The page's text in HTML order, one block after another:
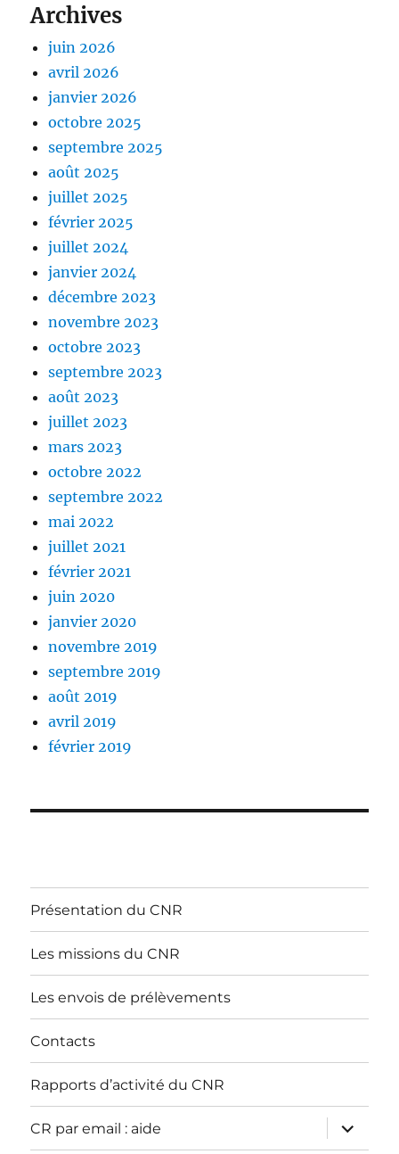
Archives
juin 2026
avril 2026
janvier 2026
octobre 2025
septembre 2025
août 2025
juillet 2025
février 2025
juillet 2024
janvier 2024
décembre 2023
novembre 2023
octobre 2023
septembre 2023
août 2023
juillet 2023
mars 2023
octobre 2022
septembre 2022
mai 2022
juillet 2021
février 2021
juin 2020
janvier 2020
novembre 2019
septembre 2019
août 2019
avril 2019
février 2019
Présentation du CNR
Les missions du CNR
Les envois de prélèvements
Contacts
Rapports d’activité du CNR
CR par email : aide
ouvrir
le